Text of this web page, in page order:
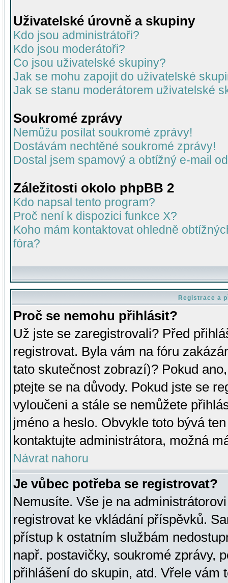
Uživatelské úrovně a skupiny
Kdo jsou administrátoři?
Kdo jsou moderátoři?
Co jsou uživatelské skupiny?
Jak se mohu zapojit do uživatelské
Jak se stanu moderátorem uživatelské
Soukromé zprávy
Nemůžu posílat soukromé zprávy!
Dostávám nechtěné soukromé zprávy!
Dostal jsem spamový a obtížný e-mail
Záležitosti okolo phpBB 2
Kdo napsal tento program?
Proč není k dispozici funkce X?
Koho mám kontaktovat ohledně
fóra?
Registrace a
Proč se nemohu přihlásit?
Už jste se zaregistrovali? Před
registrovat. Byla vám na fóru
tato skutečnost zobrazí)? Pokud
ptejte se na důvody. Pokud jste se
vyloučeni a stále se nemůžete
jméno a heslo. Obvykle toto bývá
kontaktujte administrátora, možná
Návrat nahoru
Je vůbec potřeba se registrovat?
Nemusíte. Vše je na
registrovat ke vkládání příspěvků.
přístup k ostatním službám
např. postavičky, soukromé zprávy,
přihlášení do skupin, atd. Vřele vám